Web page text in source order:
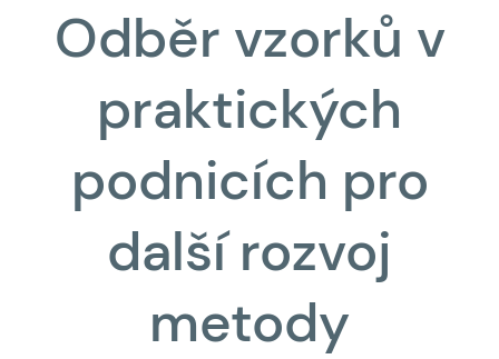
Odběr vzorků v
praktických
podnicích pro
další rozvoj
metody